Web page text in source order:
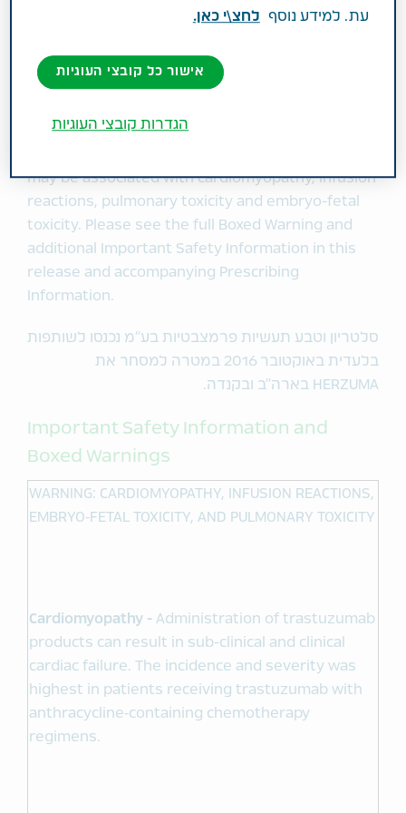
בכיר, מנהל החטיבה המסחרית בצפון אמריקה בטבע.
יאפשר לנו למנף את החוזקות שלנו הן באונקלוגיה והן
Trastuzumab products have a Boxed Warning
may be associated with cardiomyopathy, infusion
reactions, pulmonary toxicity and embryo-fetal
toxicity. Please see the full Boxed Warning and
additional Important Safety Information in this
release and accompanying Prescribing
Information.
סלטריון וטבע תעשיות פרמצבטיות בע"מ נכנסו לשותפות
בלעדית באוקטובר 2016 במטרה למסחר את
HERZUMA בארה"ב ובקנדה.
Important Safety Information and
Boxed Warnings
WARNING: CARDIOMYOPATHY, INFUSION REACTIONS,
EMBRYO‑FETAL TOXICITY, AND PULMONARY TOXICITY
Cardiomyopathy - Administration of trastuzumab
products can result in sub-clinical and clinical
cardiac failure. The incidence and severity was
highest in patients receiving trastuzumab with
anthracycline‑containing chemotherapy
regimens.
עת. למידע נוסף
לחצ\י כאן.
אישור כל קובצי העוגיות
הגדרות קובצי העוגיות